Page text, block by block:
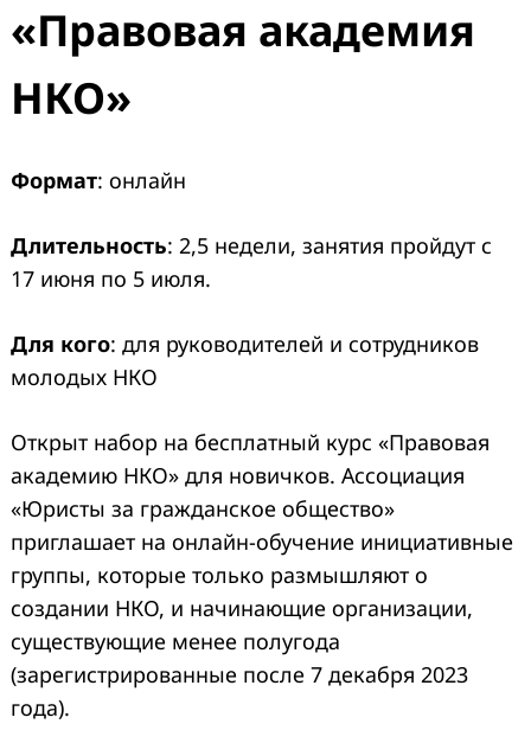
«Правовая академия
НКО»
Формат: онлайн
Длительность: 2,5 недели, занятия пройдут с
17 июня по 5 июля.
Для кого: для руководителей и сотрудников
молодых НКО
Открыт набор на бесплатный курс «Правовая
академию НКО» для новичков. Ассоциация
«Юристы за гражданское общество»
приглашает на онлайн-обучение инициативные
группы, которые только размышляют о
создании НКО, и начинающие организации,
существующие менее полугода
(зарегистрированные после 7 декабря 2023
года).